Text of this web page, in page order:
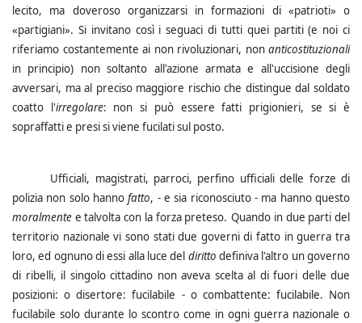
lecito, ma doveroso organizzarsi in formazioni di «patrioti» o
«partigiani». Si invitano così i seguaci di tutti quei partiti (e noi ci
riferiamo costantemente ai non rivoluzionari, non anticostituzionali
in principio) non soltanto all'azione armata e all'uccisione degli
avversari, ma al preciso maggiore rischio che distingue dal soldato
coatto l'irregolare: non si può essere fatti prigionieri, se si è
sopraffatti e presi si viene fucilati sul posto.
Ufficiali, magistrati, parroci, perfino ufficiali delle forze di
polizia non solo hannofatto, - e sia riconosciuto - ma hanno questo
moralmente e talvolta con la forza preteso. Quando in due parti del
territorio nazionale vi sono stati due governi di fatto in guerra tra
loro, ed ognuno di essi alla luce del diritto definiva l'altro un governo
di ribelli, il singolo cittadino non aveva scelta al di fuori delle due
posizioni: o disertore: fucilabile - o combattente: fucilabile. Non
fucilabile solo durante lo scontro come in ogni guerra nazionale o